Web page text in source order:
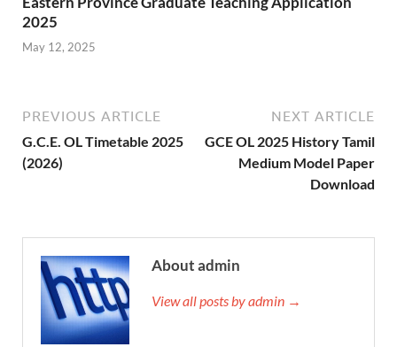
2025
May 12, 2025
PREVIOUS ARTICLE
G.C.E. OL Timetable 2025
(2026)
NEXT ARTICLE
GCE OL 2025 History Tamil
Medium Model Paper
Download
About admin
View all posts by admin →